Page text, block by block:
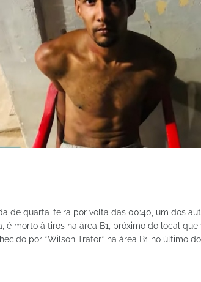
de quarta-feira por volta das 00:40, um dos
é morto à tiros na área B1, próximo do local
por *Wilson Trator* na área B1 no último